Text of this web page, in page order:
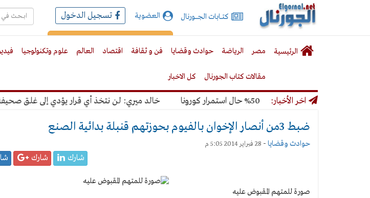
الجورنال
نت
كتـــابات الجـــــورنال العضوية تسجيل الدخول
الرئيسية مصر الرياضة حوادث وقضايا فن و ثقافة اقتصاد العالم علوم وتكنولوجيا
مقالات كتاب الجورنال كل الاخبار
اخر الأخبار:
المونديال بنسبة 50% حال استمرار كورونا خالد ميري: لن نتخذ أي قرار يؤدي إلى غلق صحيفة
ضبط 3من أنصار الإخوان بالفيوم بحوزتهم قنبلة بدائية الصنع
حوادث وقضايا - 28 فبراير 2014 5:05 م
شارك شارك
صورة للمتهم المقبوض عليه